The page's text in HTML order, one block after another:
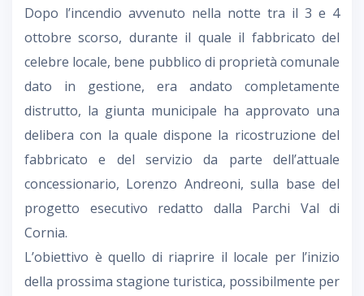
Dopo l’incendio avvenuto nella notte tra il 3 e 4
ottobre scorso, durante il quale il fabbricato del
celebre locale, bene pubblico di proprietà comunale
dato in gestione, era andato completamente
distrutto, la giunta municipale ha approvato una
delibera con la quale dispone la ricostruzione del
fabbricato e del servizio da parte dell’attuale
concessionario, Lorenzo Andreoni, sulla base del
progetto esecutivo redatto dalla Parchi Val di
Cornia.
L’obiettivo è quello di riaprire il locale per l’inizio
della prossima stagione turistica, possibilmente per